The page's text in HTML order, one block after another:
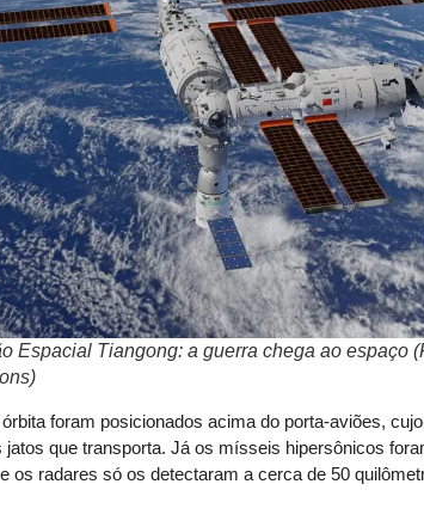
Espacial Tiangong: a guerra chega ao espaço
foram posicionados acima do porta-aviões,
que transporta. Já os mísseis hipersônicos
os radares só os detectaram a cerca de 50